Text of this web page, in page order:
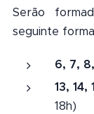
Serão
seguinte
6, 7,
13,
18h)